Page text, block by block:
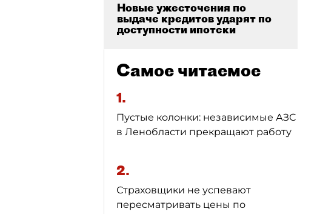
Новые ужесточения по
выдаче кредитов ударят по
доступности ипотеки
Самое читаемое
1.
Пустые колонки: независимые АЗС
в Ленобласти прекращают работу
2.
Страховщики не успевают
пересматривать цены по